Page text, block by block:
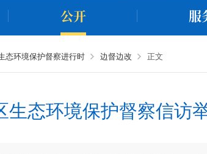
公开 服
态环境保护督察进行时 边督边改 正文
生态环境保护督察信访